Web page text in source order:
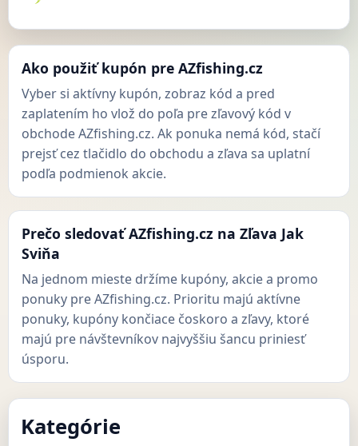
Ako použiť kupón pre AZfishing.cz
Vyber si aktívny kupón, zobraz kód a pred
zaplatením ho vlož do poľa pre zľavový kód v
obchode AZfishing.cz. Ak ponuka nemá kód, stačí
prejsť cez tlačidlo do obchodu a zľava sa uplatní
podľa podmienok akcie.
Prečo sledovať AZfishing.cz na Zľava Jak
Sviňa
Na jednom mieste držíme kupóny, akcie a promo
ponuky pre AZfishing.cz. Prioritu majú aktívne
ponuky, kupóny končiace čoskoro a zľavy, ktoré
majú pre návštevníkov najvyššiu šancu priniesť
úsporu.
Kategórie